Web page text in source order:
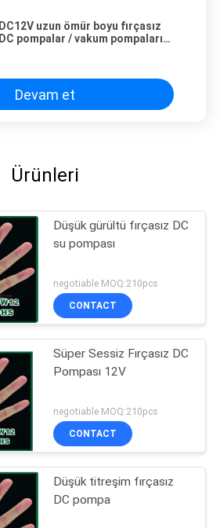
DC12V uzun ömür boyu fırçasız
DC pompalar / vakum pompaları
Devam et
Ürünleri
Düşük gürültü fırçasız DC
su pompası
negotiable MOQ:210pcs
CONTACT
Süper Sessiz Fırçasız DC
Pompası 12V
negotiable MOQ:210pcs
CONTACT
Düşük titreşim fırçasız
DC pompa